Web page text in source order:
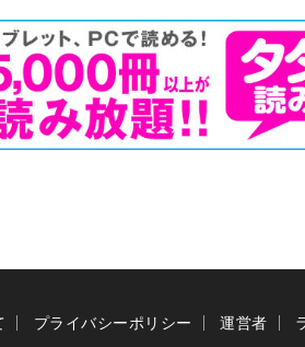
プライバシーポリシー 運営者